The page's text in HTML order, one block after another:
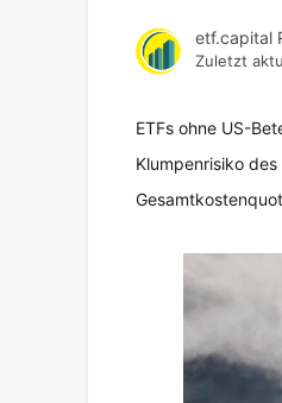
etf.capital
Zuletzt
ETFs ohne US-
Klumpenrisiko